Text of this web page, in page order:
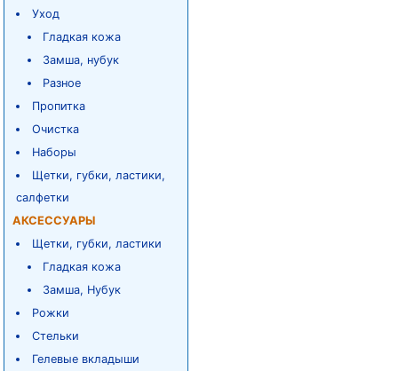
Уход
Гладкая кожа
Замша, нубук
Разное
Пропитка
Очистка
Наборы
Щетки, губки, ластики,
салфетки
АКСЕССУАРЫ
Щетки, губки, ластики
Гладкая кожа
Замша, Нубук
Рожки
Стельки
Гелевые вкладыши